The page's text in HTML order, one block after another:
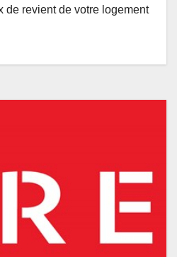
de revient de votre logement